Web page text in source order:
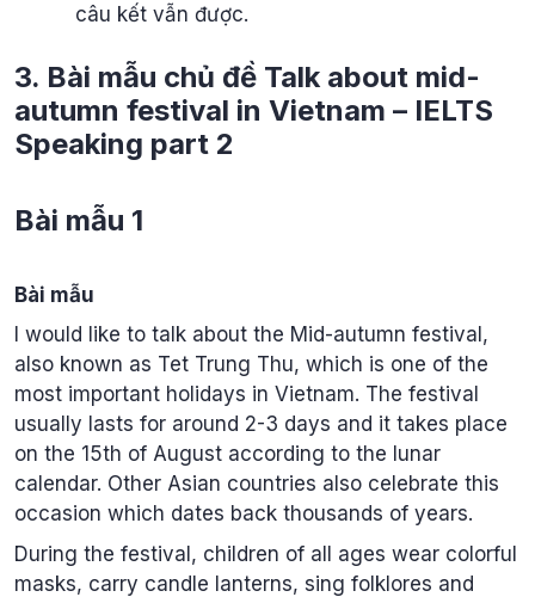
câu kết vẫn được.
3. Bài mẫu chủ đề Talk about mid-
autumn festival in Vietnam – IELTS
Speaking part 2
Bài mẫu 1
Bài mẫu
I would like to talk about the Mid-autumn festival,
also known as Tet Trung Thu, which is one of the
most important holidays in Vietnam. The festival
usually lasts for around 2-3 days and it takes place
on the 15th of August according to the lunar
calendar. Other Asian countries also celebrate this
occasion which dates back thousands of years.
During the festival, children of all ages wear colorful
masks, carry candle lanterns, sing folklores and